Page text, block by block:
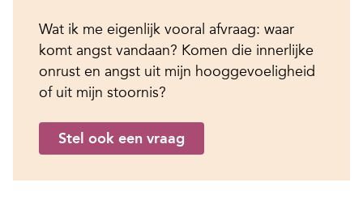
Wat ik me eigenlijk vooral afvraag: waar
komt angst vandaan? Komen die innerlijke
onrust en angst uit mijn hooggevoeligheid
of uit mijn stoornis?
Stel ook een vraag